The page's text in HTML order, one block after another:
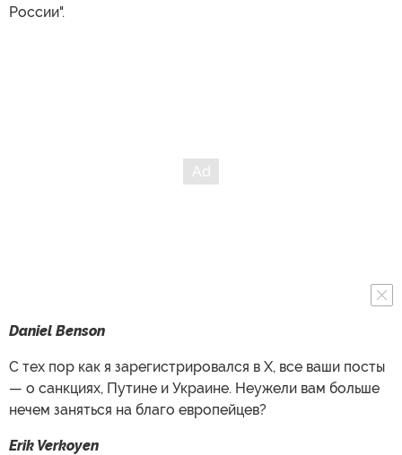
России".
Daniel Benson
С тех пор как я зарегистрировался в X, все ваши посты
— о санкциях, Путине и Украине. Неужели вам больше
нечем заняться на благо европейцев?
Erik Verkoyen